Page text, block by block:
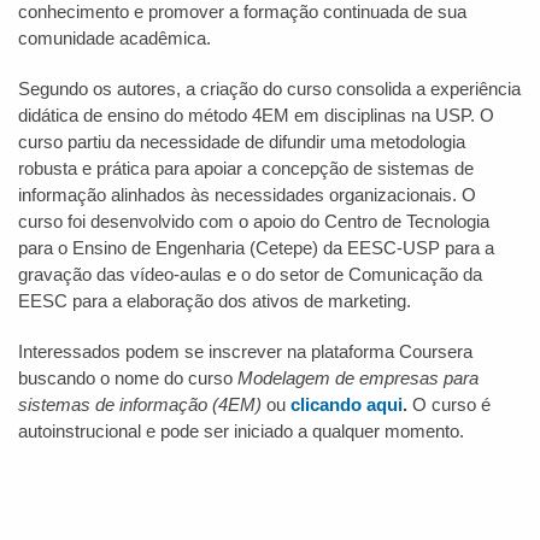
conhecimento e promover a formação continuada de sua
comunidade acadêmica.
Segundo os autores, a criação do curso consolida a experiência
didática de ensino do método 4EM em disciplinas na USP. O
curso partiu da necessidade de difundir uma metodologia
robusta e prática para apoiar a concepção de sistemas de
informação alinhados às necessidades organizacionais. O
curso foi desenvolvido com o apoio do Centro de Tecnologia
para o Ensino de Engenharia (Cetepe) da EESC-USP para a
gravação das vídeo-aulas e o do setor de Comunicação da
EESC para a elaboração dos ativos de marketing.
Interessados podem se inscrever na plataforma Coursera
buscando o nome do curso Modelagem de empresas para
sistemas de informação (4EM) ou clicando aqui. O curso é
autoinstrucional e pode ser iniciado a qualquer momento.